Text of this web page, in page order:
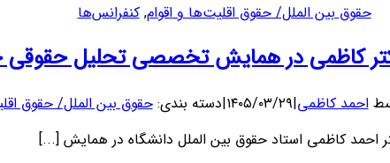
حقوق بین الملل/ حقوق اقلیت‌ها و اقوام,کنفرانس‌ها
کاظمی در همایش تخصصی تحلیل حقوقی جنگ ۱۲روزه: حمله به زیرساخت ها،
احمد کاظمی|۱۴۰۵/۰۳/۲۹|دسته بندی:حقوق بین الملل/ حقوق
احمد کاظمی استاد حقوق بین الملل دانشگاه در همایش [...]